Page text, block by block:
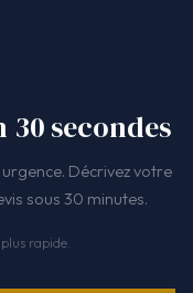
30 secondes
Décrivez votre
sous 30 minutes.
rapide.